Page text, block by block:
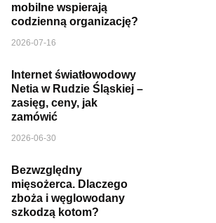
mobilne wspierają
codzienną organizację?
2026-07-16
Internet światłowodowy
Netia w Rudzie Śląskiej –
zasięg, ceny, jak
zamówić
2026-06-30
Bezwzględny
mięsożerca. Dlaczego
zboża i węglowodany
szkodzą kotom?